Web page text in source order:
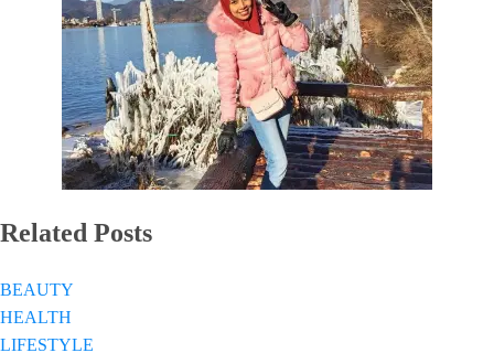
Related Posts
BEAUTY
HEALTH
LIFESTYLE